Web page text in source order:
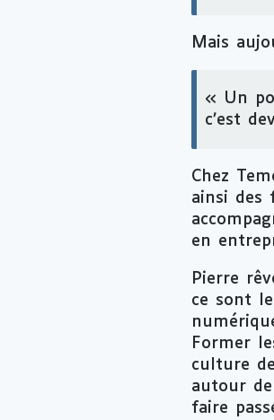
Mais
« Un
c’est
Chez
ainsi des
en
Pierre
ce sont
Former
culture
autour
faire